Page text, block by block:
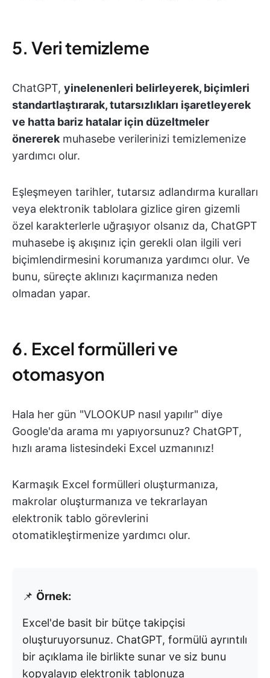
5. Veri temizleme
ChatGPT, yinelenenleri belirleyerek, biçimleri
standartlaştırarak, tutarsızlıkları işaretleyerek
ve hatta bariz hatalar için düzeltmeler
önererekmuhasebe verilerinizi temizlemenize
yardımcı olur.
Eşleşmeyen tarihler, tutarsız adlandırma kuralları
veya elektronik tablolara gizlice giren gizemli
özel karakterlerle uğraşıyor olsanız da, ChatGPT
muhasebe iş akışınız için gerekli olan ilgili veri
biçimlendirmesini korumanıza yardımcı olur. Ve
bunu, süreçte aklınızı kaçırmanıza neden
olmadan yapar.
6. Excel formülleri ve
otomasyon
Hala her gün "VLOOKUP nasıl yapılır" diye
Google'da arama mı yapıyorsunuz? ChatGPT,
hızlı arama listesindeki Excel uzmanınız!
Karmaşık Excel formülleri oluşturmanıza,
makrolar oluşturmanıza ve tekrarlayan
elektronik tablo görevlerini
otomatikleştirmenize yardımcı olur.
📌 Örnek:
Excel'de basit bir bütçe takipçisi
oluşturuyorsunuz. ChatGPT, formülü ayrıntılı
bir açıklama ile birlikte sunar ve siz bunu
kopyalayıp elektronik tablonuza